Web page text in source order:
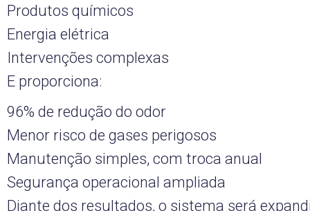
Produtos químicos
Energia elétrica
Intervenções complexas
E proporciona:
96% de redução do odor
Menor risco de gases perigosos
Manutenção simples, com troca anual
Segurança operacional ampliada
Diante dos resultados, o sistema será